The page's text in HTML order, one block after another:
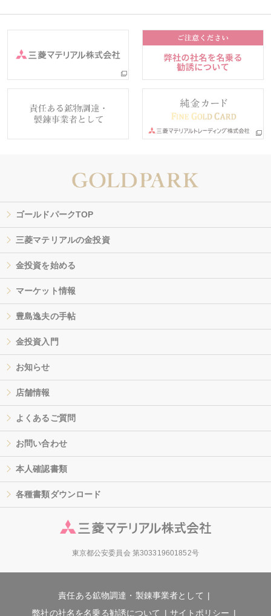
ゴールドパークTOP
三菱マテリアルの金投資
金投資を始める
マーケット情報
豊島逸夫の手帖
金投資入門
お知らせ
店舗情報
よくあるご質問
お問い合わせ
本人確認書類
各種書類ダウンロード
東京都公安委員会 第303319601852号
責任ある鉱物調達・製錬事業者として
弊社の社名を名乗る勧誘について
サイトポリシー